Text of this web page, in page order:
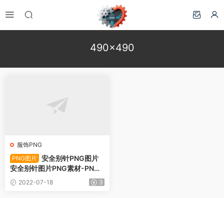
490×490
服饰PNG
PNG图片 安全别针PNG图片
安全别针图片PNG素材-PNG
图片45767下载
2022-07-18 3